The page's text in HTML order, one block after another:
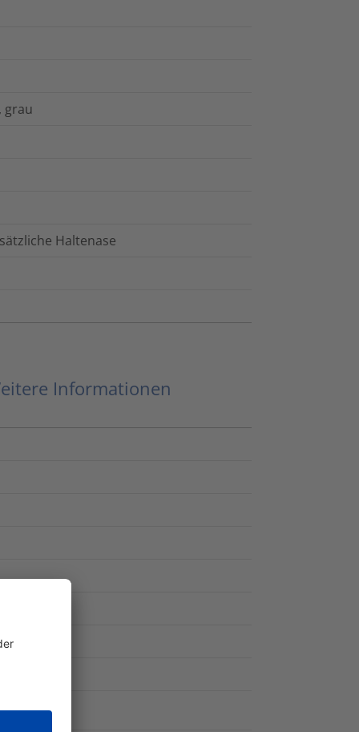
grau
Haltenase
Informationen